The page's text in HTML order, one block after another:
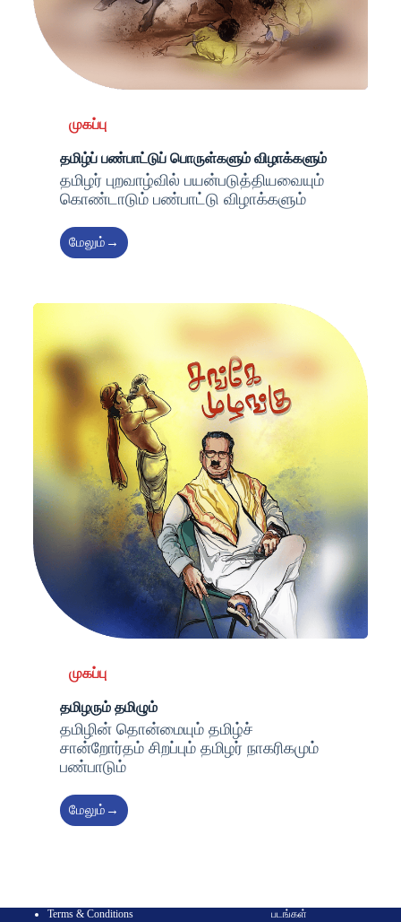
முகப்பு
தமிழ்ப் பண்பாட்டுப் பொருள்களும் விழாக்களும்
தமிழர் புறவாழ்வில் பயன்படுத்தியவையும்
கொண்டாடும் பண்பாட்டு விழாக்களும்
மேலும்→
முகப்பு
தமிழரும் தமிழும்
தமிழின் தொன்மையும் தமிழ்ச்
சான்றோர்தம் சிறப்பும் தமிழர் நாகரிகமும்
பண்பாடும்
மேலும்→
Terms & Conditions
படங்கள்